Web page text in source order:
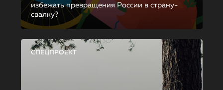
избежать превращения России в страну-
свалку?
СПЕЦПРОЕКТ